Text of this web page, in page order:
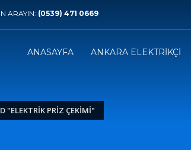
ARAYIN: (0539) 471 0669
ANASAYFA ANKARA ELEKTRİKÇİ
"ELEKTRIK PRIZ ÇEKIMI"